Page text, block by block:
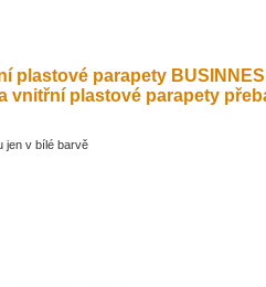
plastové parapety
vnitřní plastové parapety
jen v bílé barvě